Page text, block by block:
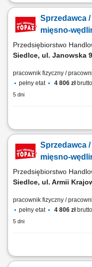
Twoje główne zadania:
towarów na dziale świeżym
terminów przydatności do
Sprzedawca
mięsno-
Przedsiębiorstwo
Siedlce, ul.
pracownik fizyczny /
pełny etat
4 806 zł
5 dni
Twoje główne zadania:
towarów na dziale świeżym
terminów przydatności do
Sprzedawca
mięsno-
Przedsiębiorstwo
Siedlce, ul. Armii
pracownik fizyczny /
pełny etat
4 806 zł
5 dni
Twoje główne zadania: